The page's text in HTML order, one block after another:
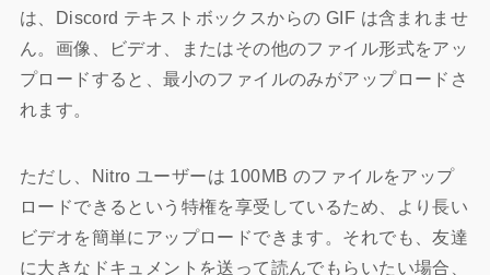
は、Discord テキストボックスからの GIF は含まれませ
ん。画像、ビデオ、またはその他のファイル形式をアッ
プロードすると、最小のファイルのみがアップロードさ
れます。
ただし、Nitro ユーザーは 100MB のファイルをアップ
ロードできるという特権を享受しているため、より長い
ビデオを簡単にアップロードできます。それでも、友達
に大きなドキュメントを送って読んでもらいたい場合、